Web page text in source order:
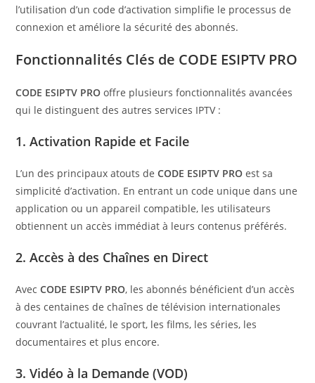
l’utilisation d’un code d’activation simplifie le processus de
connexion et améliore la sécurité des abonnés.
Fonctionnalités Clés de CODE ESIPTV PRO
CODE ESIPTV PRO offre plusieurs fonctionnalités avancées
qui le distinguent des autres services IPTV :
1.Activation Rapide et Facile
L’un des principaux atouts deCODE ESIPTV PRO est sa
simplicité d’activation. En entrant un code unique dans une
application ou un appareil compatible, les utilisateurs
obtiennent un accès immédiat à leurs contenus préférés.
2.Accès à des Chaînes en Direct
AvecCODE ESIPTV PRO, les abonnés bénéficient d’un accès
à des centaines de chaînes de télévision internationales
couvrant l’actualité, le sport, les films, les séries, les
documentaires et plus encore.
3.Vidéo à la Demande (VOD)